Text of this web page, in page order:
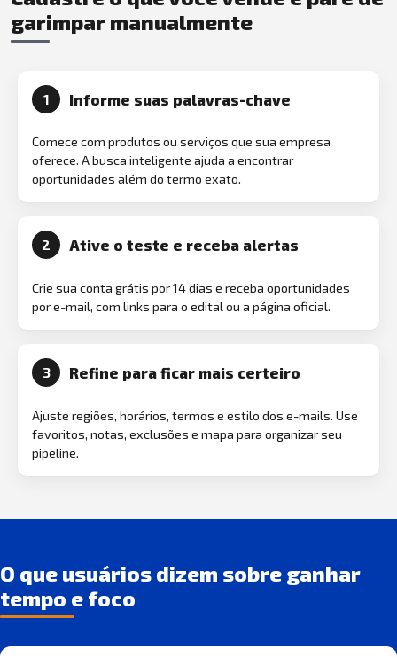
garimpar manualmente
1 Informe suas palavras-chave
Comece com produtos ou serviços que sua empresa
oferece. A busca inteligente ajuda a encontrar
oportunidades além do termo exato.
2 Ative o teste e receba alertas
Crie sua conta grátis por 14 dias e receba oportunidades
por e-mail, com links para o edital ou a página oficial.
3 Refine para ficar mais certeiro
Ajuste regiões, horários, termos e estilo dos e-mails. Use
favoritos, notas, exclusões e mapa para organizar seu
pipeline.
O que usuários dizem sobre ganhar
tempo e foco